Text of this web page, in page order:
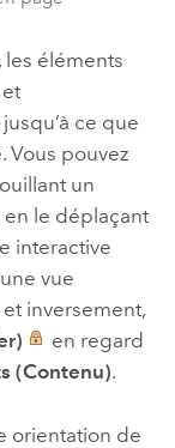
les éléments
ce que
Vous pouvez
un
en le déplaçant
interactive
vue
inversement,
en regard
(Contenu).
orientation de